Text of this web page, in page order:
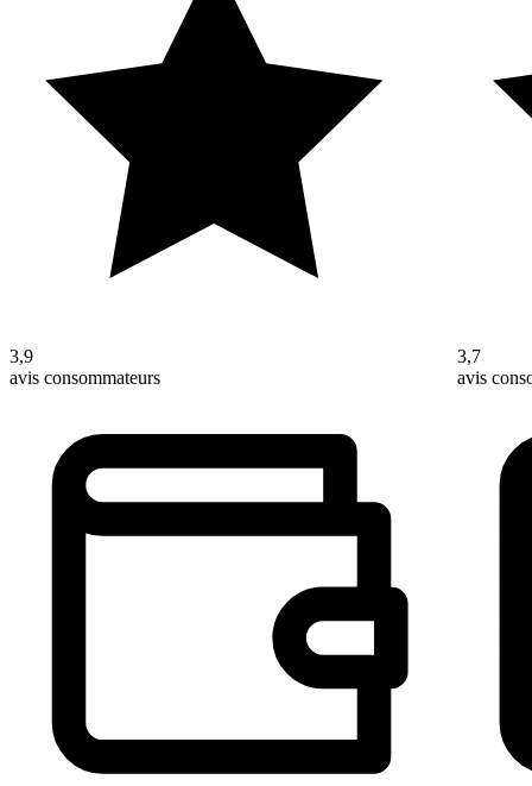
3,9
avis consommateurs
3,7
avis